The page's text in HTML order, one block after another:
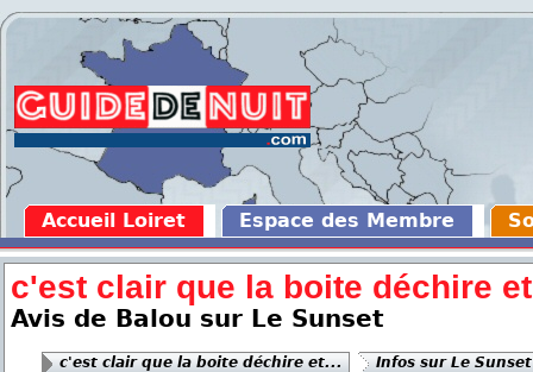
Accueil Loiret Espace des Membre
c'est clair que la boite déchire
Avis de Balou sur Le Sunset
c'est clair que la boite déchire et... Infos sur Le Sunset